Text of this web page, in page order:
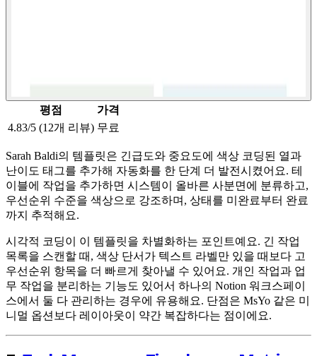
평점
가격
4.83/5 (12개 리뷰) 무료
Sarah Baldi의 템플릿은 긴급도와 중요도에 색상 코딩된 열과
난이도 태그를 추가해 자동화를 한 단계 더 발전시켰어요. 테
이블에 작업을 추가하면 시스템이 올바른 사분면에 분류하고,
우선순위 수준을 색상으로 강조하며, 상태를 미완료부터 완료
까지 추적해요.
시각적 코딩이 이 템플릿을 차별화하는 포인트예요. 긴 작업
목록을 스캔할 때, 색상 단서가 텍스트 라벨만 있을 때보다 고
우선순위 항목을 더 빠르게 찾아낼 수 있어요. 개인 작업과 업
무 작업을 분리하는 기능도 있어서 하나의 Notion 워크스페이
스에서 둘 다 관리하는 경우에 유용해요. 단점은 MsYo 같은 미
니멀 옵션보다 레이아웃이 약간 복잡하다는 점이에요.